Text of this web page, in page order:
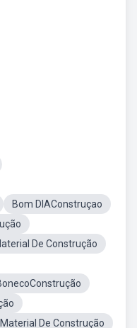
Bom DIAConstruçao
De Construção
De Construção